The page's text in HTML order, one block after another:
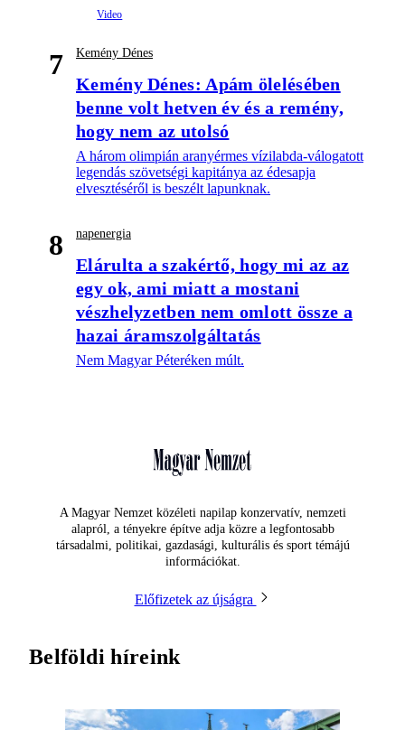
7 Kemény Dénes
Kemény Dénes: Apám ölelésében
benne volt hetven év és a remény,
hogy nem az utolsó
A három olimpián aranyérmes vízilabda-válogatott
legendás szövetségi kapitánya az édesapja
elvesztéséről is beszélt lapunknak.
8 napenergia
Elárulta a szakértő, hogy mi az az
egy ok, ami miatt a mostani
vészhelyzetben nem omlott össze a
hazai áramszolgáltatás
Nem Magyar Péteréken múlt.
A Magyar Nemzet közéleti napilap konzervatív, nemzeti
alapról, a tényekre építve adja közre a legfontosabb
társadalmi, politikai, gazdasági, kulturális és sport témájú
információkat.
Előfizetek az újságra
Belföldi híreink